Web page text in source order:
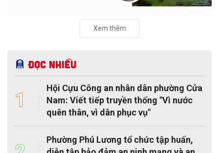
Xem thêm
Đọc nhiều
1
Hội Cựu Công an nhân dân phường Cửa
Nam: Viết tiếp truyền thống "Vì nước
quên thân, vì dân phục vụ"
Phường Phú Lương tổ chức tập huấn,